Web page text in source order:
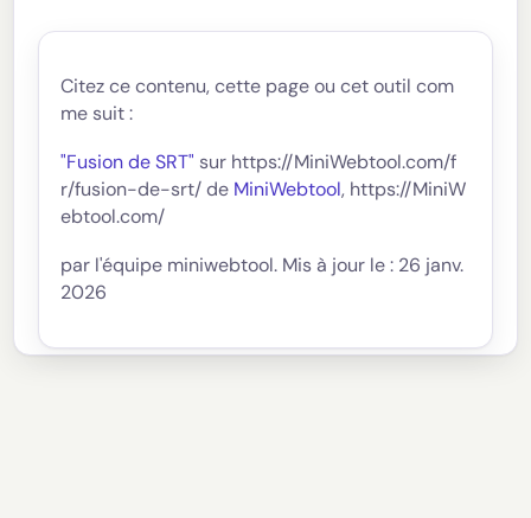
Citez ce contenu, cette page ou cet outil com
me suit :
"Fusion de SRT" sur https://MiniWebtool.com/f
r/fusion-de-srt/ de MiniWebtool, https://MiniW
ebtool.com/
par l'équipe miniwebtool. Mis à jour le : 26 janv.
2026